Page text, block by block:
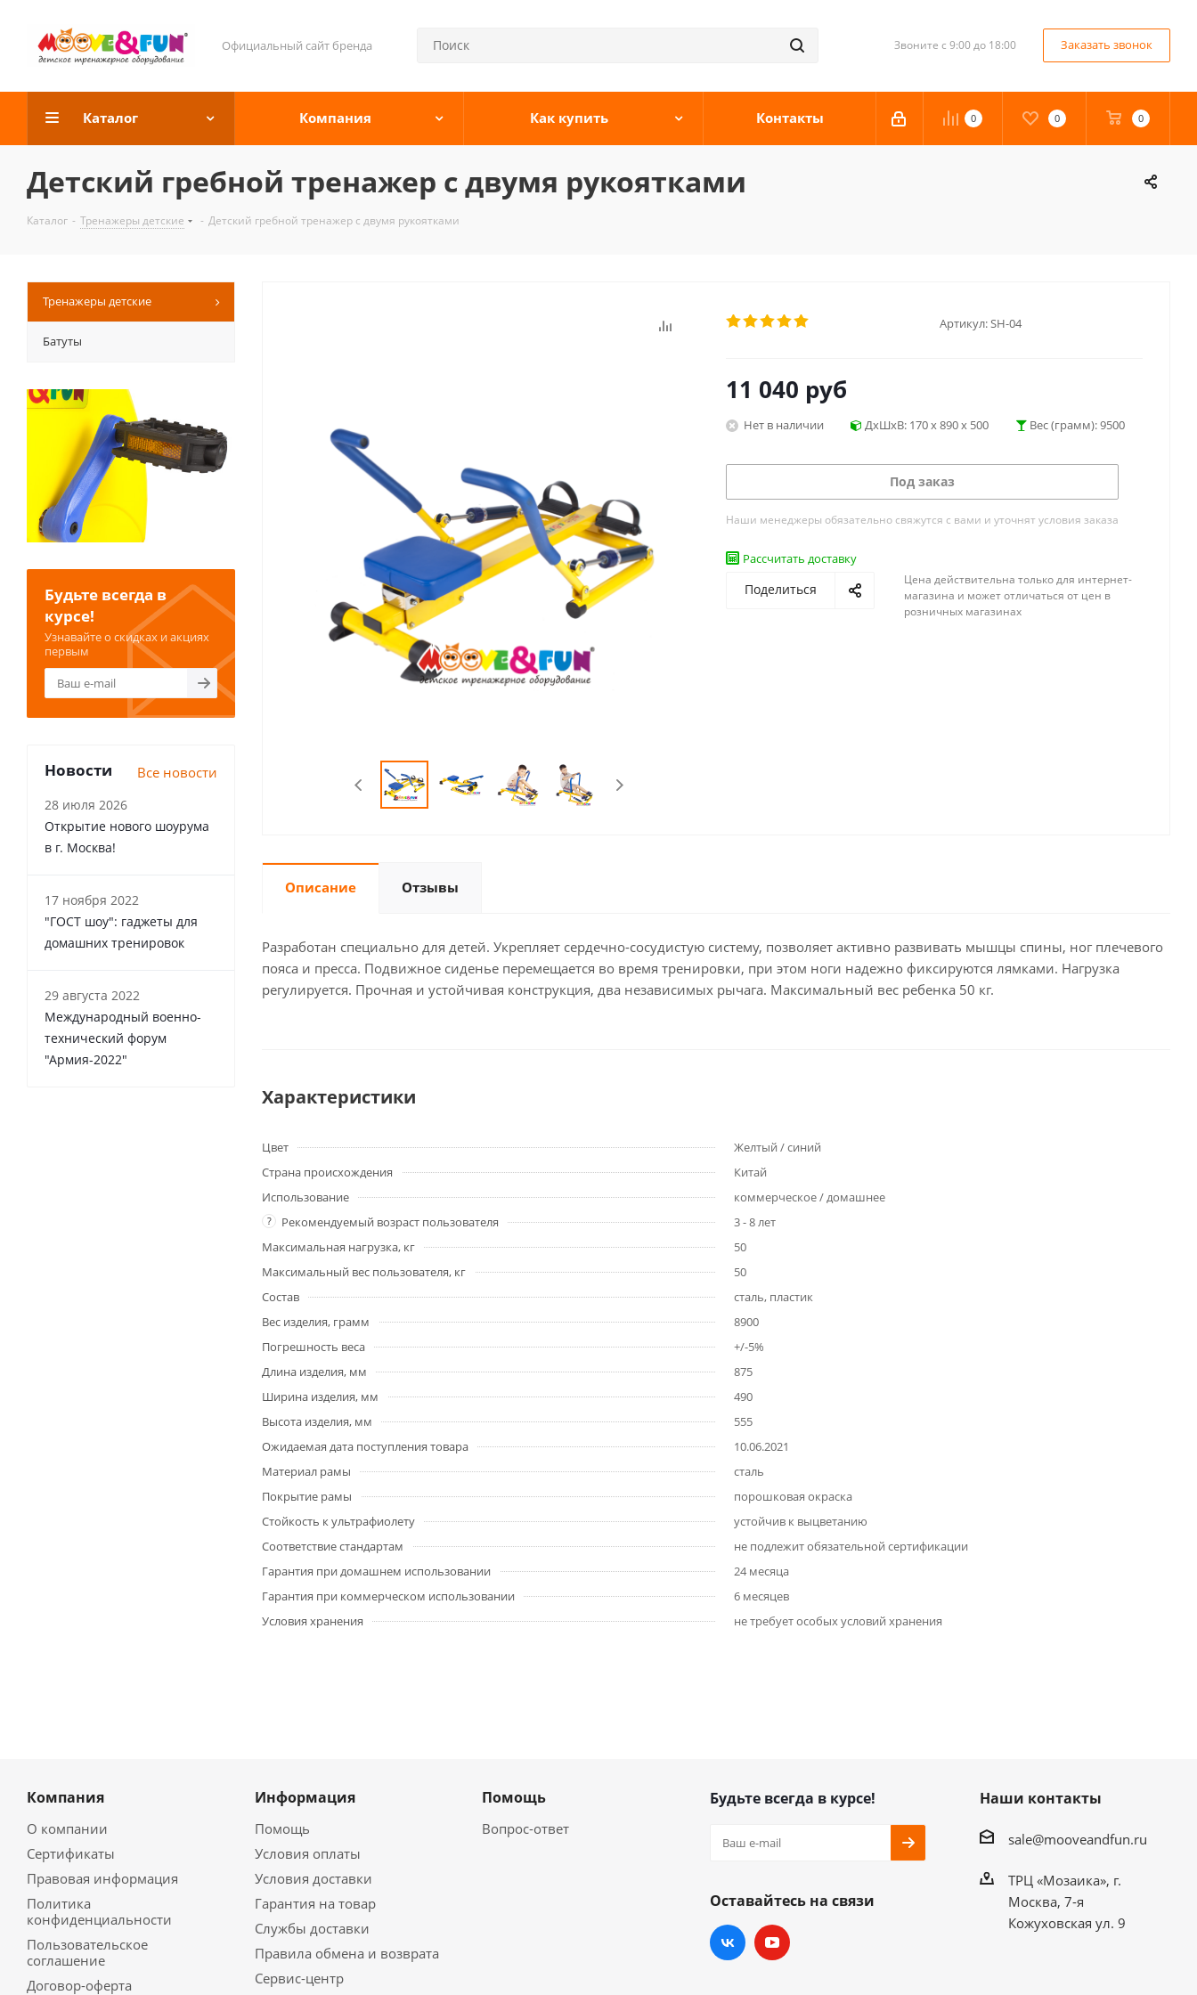
Официальный сайт бренда Звоните с 9:00 до 18:00 Заказать звонок
0 0 0
Каталог Компания Как купить Контакты
Детский гребной тренажер с двумя рукоятками
Каталог - Тренажеры детские - Детский гребной тренажер с двумя рукоятками
Артикул: SH-04
11 040 руб
Нет в наличии ДхШхВ: 170 x 890 x 500 Вес (грамм): 9500
Под заказ
Наши менеджеры обязательно свяжутся с вами и уточнят условия заказа
Рассчитать доставку
Поделиться
Цена действительна только для интернет-
магазина и может отличаться от цен в
розничных магазинах
Описание Отзывы
Разработан специально для детей. Укрепляет сердечно-сосудистую систему, позволяет активно развивать мышцы спины, ног плечевого
пояса и пресса. Подвижное сиденье перемещается во время тренировки, при этом ноги надежно фиксируются лямками. Нагрузка
регулируется. Прочная и устойчивая конструкция, два независимых рычага. Максимальный вес ребенка 50 кг.
Характеристики
Цвет
Желтый / синий
Страна происхождения
Китай
Использование
коммерческое / домашнее
? Рекомендуемый возраст пользователя
3 - 8 лет
Максимальная нагрузка, кг
50
Максимальный вес пользователя, кг
50
Состав
сталь, пластик
Вес изделия, грамм
8900
Погрешность веса
+/-5%
Длина изделия, мм
875
Ширина изделия, мм
490
Высота изделия, мм
555
Ожидаемая дата поступления товара
10.06.2021
Материал рамы
сталь
Покрытие рамы
порошковая окраска
Стойкость к ультрафиолету
устойчив к выцветанию
Соответствие стандартам
не подлежит обязательной сертификации
Гарантия при домашнем использовании
24 месяца
Гарантия при коммерческом использовании
6 месяцев
Условия хранения
не требует особых условий хранения
Тренажеры детские
Батуты
Будьте всегда в
курсе!
Узнавайте о скидках и акциях
первым
Новости Все новости
28 июля 2026
Открытие нового шоурума
в г. Москва!
17 ноября 2022
"ГОСТ шоу": гаджеты для
домашних тренировок
29 августа 2022
Международный военно-
технический форум
"Армия-2022"
Компания
О компании
Сертификаты
Правовая информация
Политика
конфиденциальности
Пользовательское
соглашение
Договор-оферта
Информация
Помощь
Условия оплаты
Условия доставки
Гарантия на товар
Службы доставки
Правила обмена и возврата
Сервис-центр
Помощь
Вопрос-ответ
Будьте всегда в курсе!
Оставайтесь на связи
Наши контакты
sale@mooveandfun.ru
ТРЦ «Мозаика», г.
Москва, 7-я
Кожуховская ул. 9